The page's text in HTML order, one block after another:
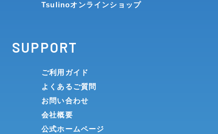
Tsulinoオンラインショップ
SUPPORT
ご利用ガイド
よくあるご質問
お問い合わせ
会社概要
公式ホームページ